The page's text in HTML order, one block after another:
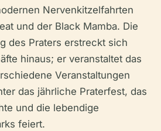
Nervenkitzelfahrten
und der Black Mamba. Die
des Praters erstreckt sich
hinaus; er veranstaltet das
Veranstaltungen
das jährliche Praterfest, das
und die lebendige
feiert.